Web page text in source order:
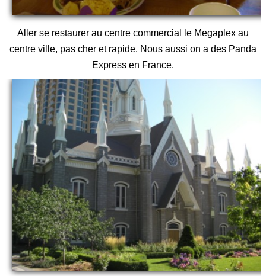
Aller se restaurer au centre commercial le Megaplex au
centre ville, pas cher et rapide. Nous aussi on a des Panda
Express en France.